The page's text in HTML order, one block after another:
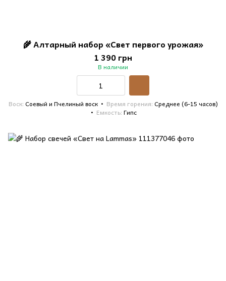
🌾 Алтарный набор «Свет первого урожая»
1 390 грн
В наличии
Воск Соевый и Пчелиный воск Время горения Среднее (6-15 часов)
Емкость Гипс